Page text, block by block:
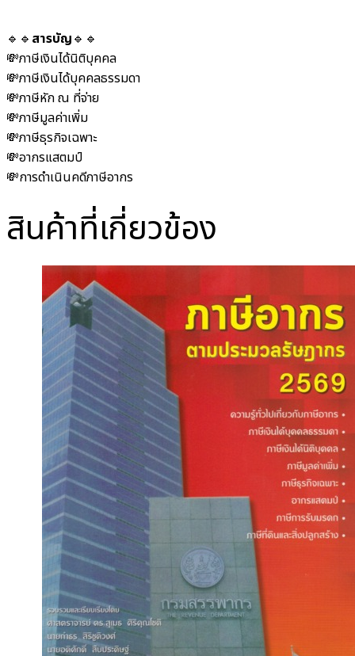
🔹🔹 สารบัญ🔹🔹
💸ภาษีเงินได้นิติบุคคล
💸ภาษีเงินได้บุคคลธรรมดา
💸ภาษีหัก ณ ที่จ่าย
💸ภาษีมูลค่าเพิ่ม
💸ภาษีธุรกิจเฉพาะ
💸อากรแสตมป์
💸การดำเนินคดีภาษีอากร
สินค้าที่เกี่ยวข้อง